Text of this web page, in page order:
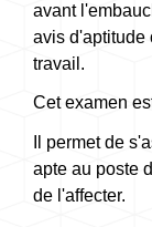
avant
avis d'aptitude
travail.
Cet examen
Il permet de
apte au poste
de l'affecter.